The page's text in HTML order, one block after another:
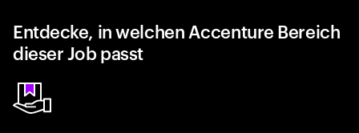
Entdecke, in welchen Accenture Bereich
dieser Job passt